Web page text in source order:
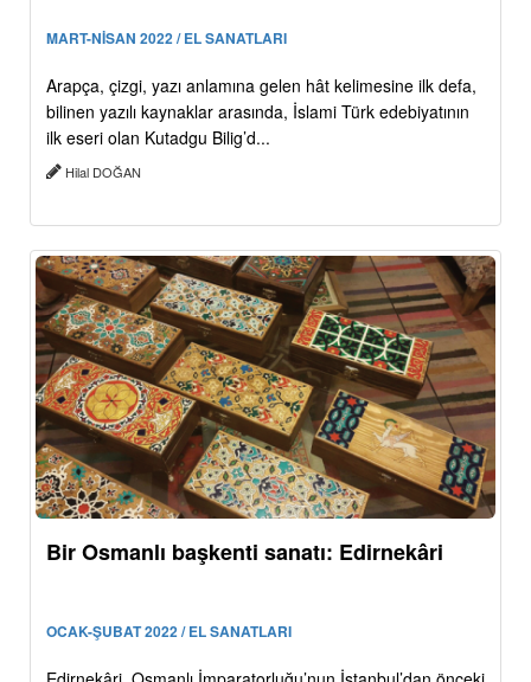
MART-NİSAN 2022 / EL SANATLARI
Arapça, çizgi, yazı anlamına gelen hât kelimesine ilk defa,
bilinen yazılı kaynaklar arasında, İslami Türk edebiyatının
ilk eseri olan Kutadgu Bilig’d...
Hilal DOĞAN
Bir Osmanlı başkenti sanatı: Edirnekâri
OCAK-ŞUBAT 2022 / EL SANATLARI